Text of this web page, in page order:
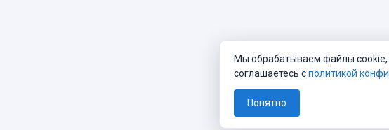
Мы обрабатываем файлы cookie,
соглашаетесь сполитикой
Понятно